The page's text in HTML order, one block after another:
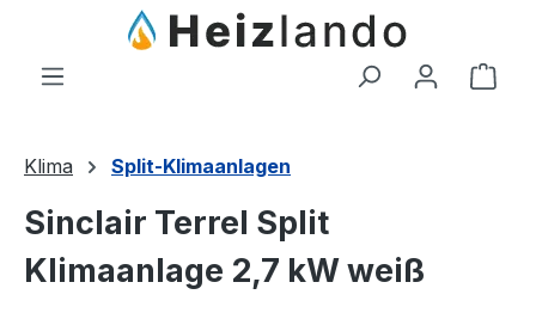
Zum Hauptinhalt springen
Klima Split-Klimaanlagen
Sinclair Terrel Split
Klimaanlage 2,7 kW weiß